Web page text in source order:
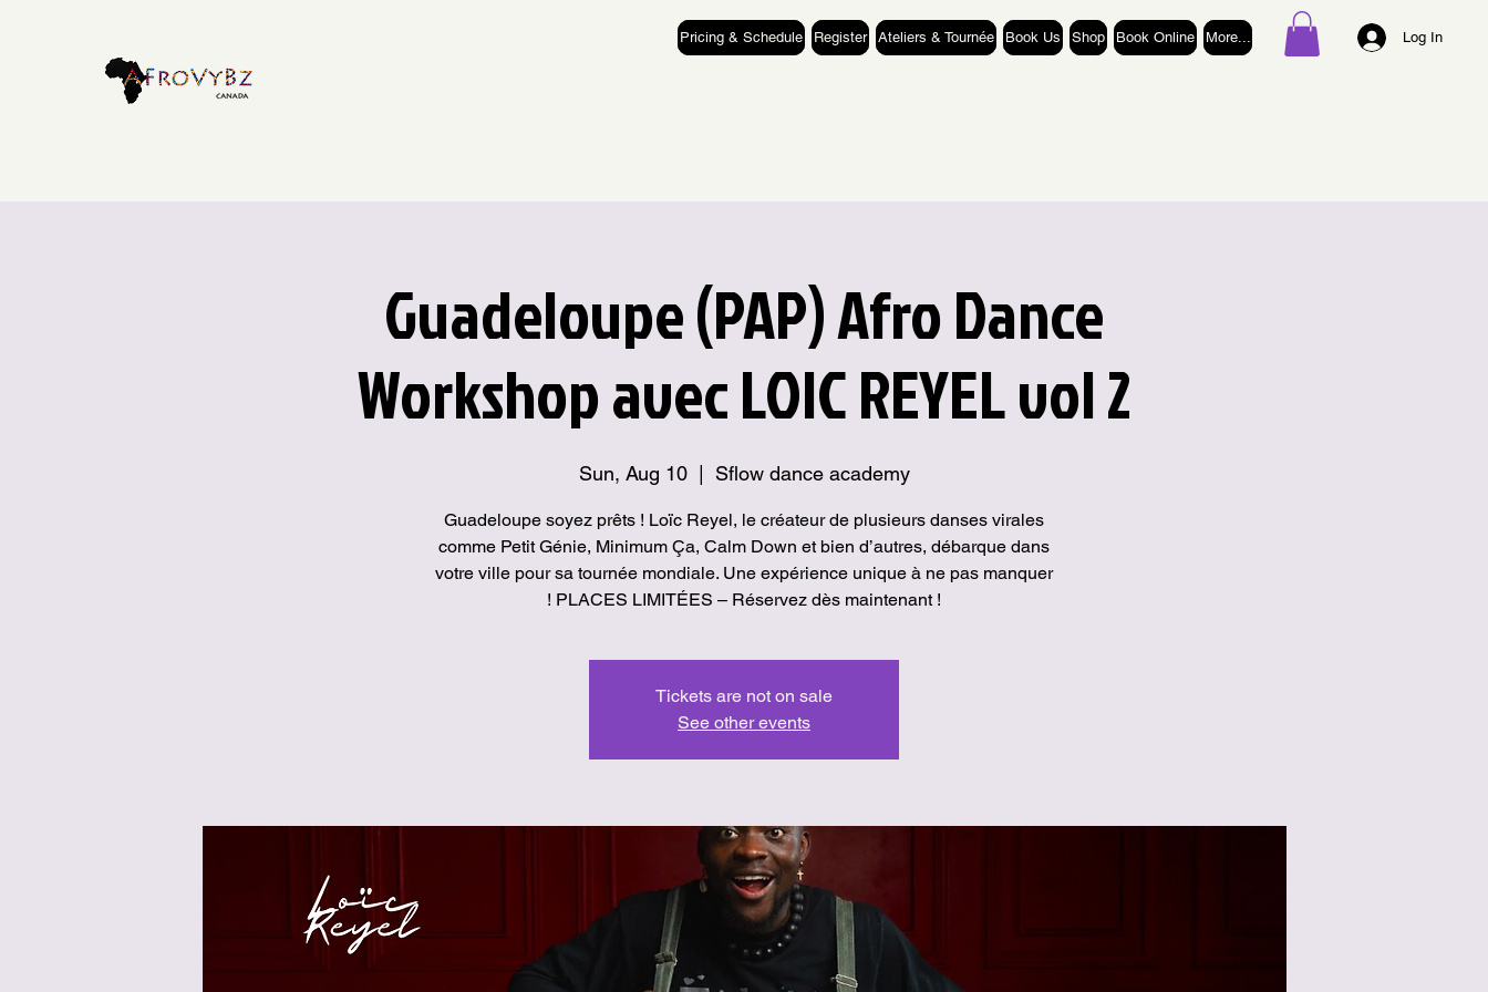
Pricing & Schedule Register Ateliers & Tournée Book Us Shop Book Online More... Log In
Guadeloupe (PAP) Afro Dance
Workshop avec LOIC REYEL vol 2
Sun, Aug 10
  |
Sflow dance academy
Guadeloupe soyez prêts ! Loïc Reyel, le créateur de plusieurs danses virales
comme Petit Génie, Minimum Ça, Calm Down et bien d’autres, débarque dans
votre ville pour sa tournée mondiale. Une expérience unique à ne pas manquer
! PLACES LIMITÉES – Réservez dès maintenant !
Tickets are not on sale
See other events